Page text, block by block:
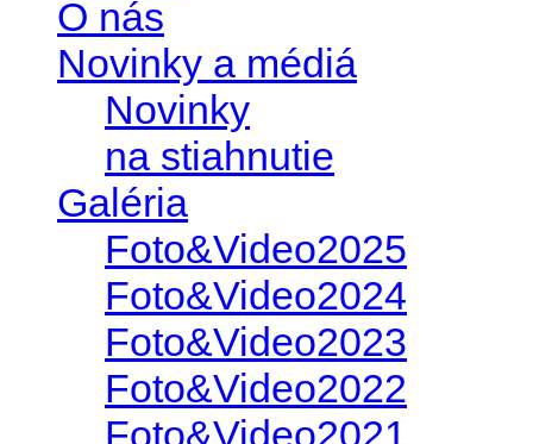
O nás
Novinky a médiá
Novinky
na stiahnutie
Galéria
Foto&Video2025
Foto&Video2024
Foto&Video2023
Foto&Video2022
Foto&Video2021